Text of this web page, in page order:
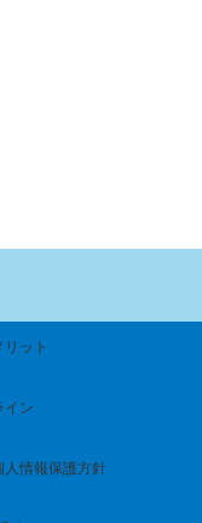
ット
イン
人情報保護方針